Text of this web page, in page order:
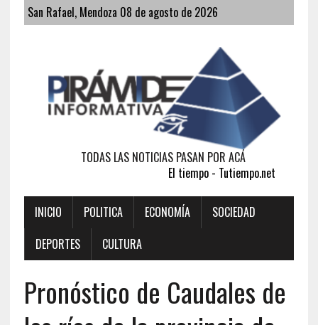
San Rafael, Mendoza 08 de agosto de 2026
TODAS LAS NOTICIAS PASAN POR ACÁ
El tiempo - Tutiempo.net
INICIO POLITICA ECONOMÍA
SOCIEDAD
DEPORTES
CULTURA
Pronóstico de Caudales de